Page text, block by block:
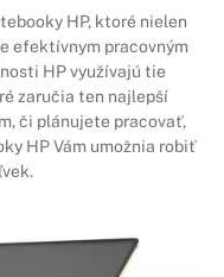
HP, ktoré nielen
efektívnym pracovným
HP využívajú tie
zaručia ten najlepší
či plánujete pracovať,
HP Vám umožnia robiť